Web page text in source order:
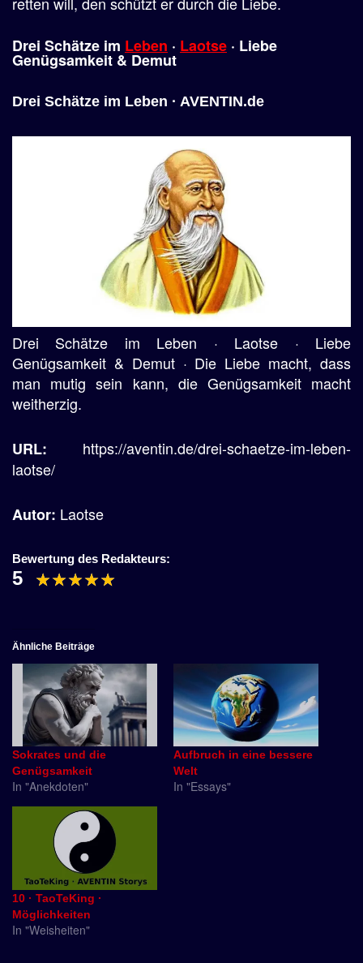
Drei Schätze im Leben · Laotse · Liebe
Genügsamkeit & Demut
Drei Schätze im Leben · AVENTIN.de
Drei Schätze im Leben · Laotse · Liebe
Genügsamkeit & Demut · Die Liebe macht, dass
man mutig sein kann, die Genügsamkeit macht
weitherzig.
URL: https://aventin.de/drei-schaetze-im-leben-
laotse/
Autor: Laotse
Bewertung des Redakteurs:
5
Ähnliche Beiträge
Sokrates und die
Genügsamkeit
In "Anekdoten"
Aufbruch in eine bessere
Welt
In "Essays"
10 · TaoTeKing ·
Möglichkeiten
In "Weisheiten"